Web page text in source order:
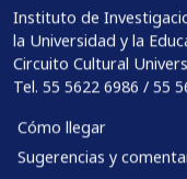
Instituto de
la Universidad y la
Circuito Cultural
Tel. 55 5622 6986 / 55
Cómo llegar
Sugerencias y